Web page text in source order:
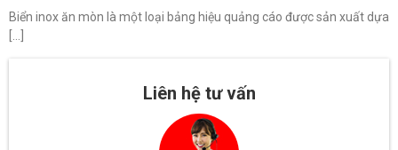
Biển inox ăn mòn là một loại bảng hiệu quảng cáo được sản xuất dựa
Liên hệ tư vấn